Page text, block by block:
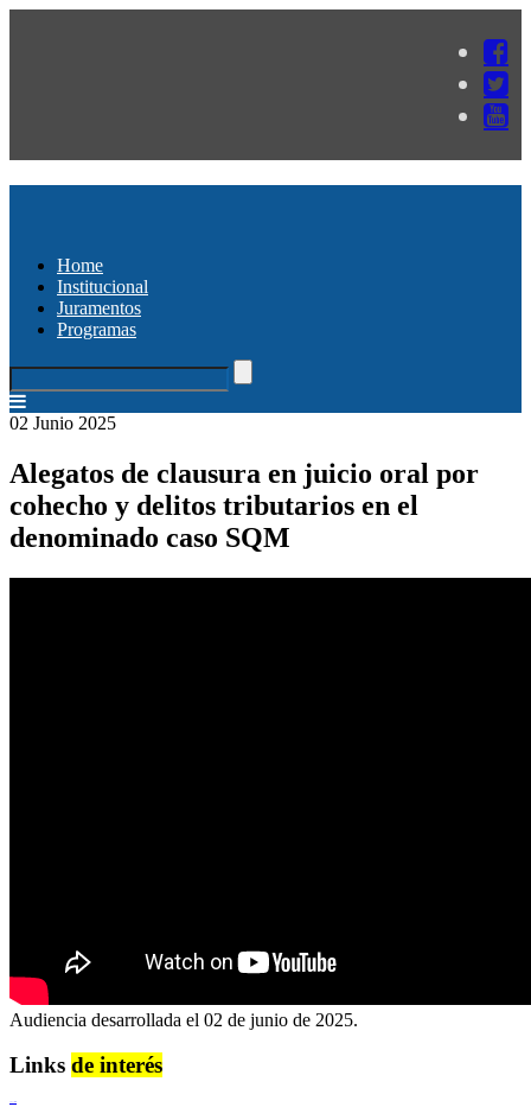
Home
Institucional
Juramentos
Programas
02 Junio 2025
Alegatos de clausura en juicio oral por
cohecho y delitos tributarios en el
denominado caso SQM
Audiencia desarrollada el 02 de junio de 2025.
Links de interés